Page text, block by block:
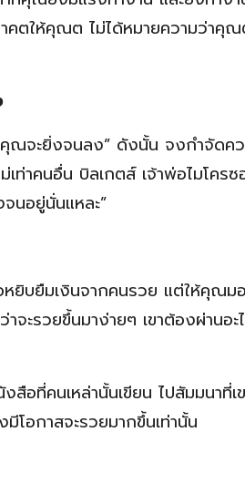
คตให้คุณต ไม่ได้หมายความว่าคุ
จะยิ่งจนลง” ดังนั้น จงกำจัดคว
เท่าคนอื่น บิลเกตส์ เจ้าพ่อไมโค
นอยู่นั่นแหละ”
ยิบยืมเงินจากคนรวย แต่ให้คุณม
จะรวยขึ้นมาง่ายๆ เขาต้องผ่าน
สือที่คนเหล่านั้นเขียน ไปสัมมนาที่
อกาสจะรวยมากขึ้นเท่านั้น